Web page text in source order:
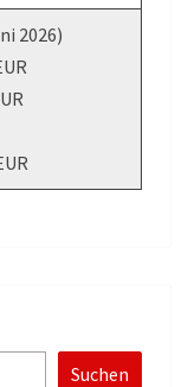
2026)
Suchen